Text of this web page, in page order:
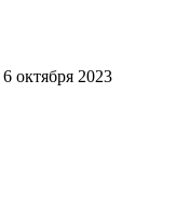
6 октября 2023